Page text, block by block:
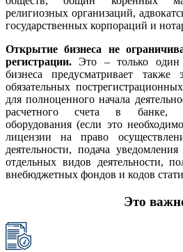
религиозных организаций,
государственных корпораций и
Открытие бизнеса не
регистрации.Это – только один
бизнеса предусматривает
обязательных
для полноценного начала
расчетного счета в банке,
оборудования (если это
лицензии на право
деятельности, подача
отдельных видов деятельности,
внебюджетных фондов и кодов
Это